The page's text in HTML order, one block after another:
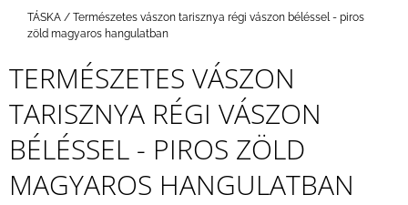
Kezdőlap
TÁSKA / Természetes vászon tarisznya régi vászon béléssel - piros
zöld magyaros hangulatban
TERMÉSZETES VÁSZON
TARISZNYA RÉGI VÁSZON
BÉLÉSSEL - PIROS ZÖLD
MAGYAROS HANGULATBAN
E
R
E
S
?